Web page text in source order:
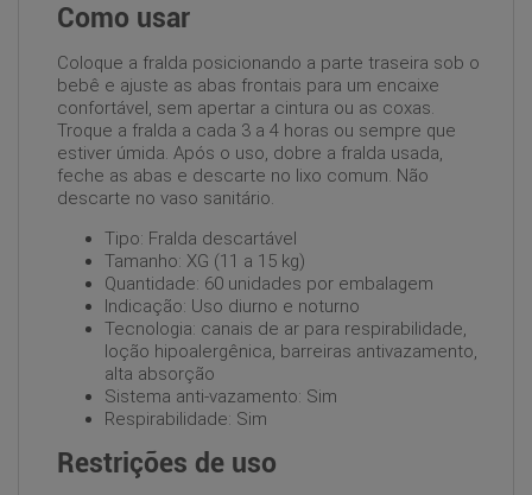
Como usar
Coloque a fralda posicionando a parte traseira sob o
bebê e ajuste as abas frontais para um encaixe
confortável, sem apertar a cintura ou as coxas.
Troque a fralda a cada 3 a 4 horas ou sempre que
estiver úmida. Após o uso, dobre a fralda usada,
feche as abas e descarte no lixo comum. Não
descarte no vaso sanitário.
Tipo: Fralda descartável
Tamanho: XG (11 a 15 kg)
Quantidade: 60 unidades por embalagem
Indicação: Uso diurno e noturno
Tecnologia: canais de ar para respirabilidade,
loção hipoalergênica, barreiras antivazamento,
alta absorção
Sistema anti-vazamento: Sim
Respirabilidade: Sim
Restrições de uso